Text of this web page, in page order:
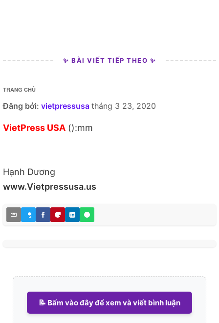
✨ BÀI VIẾT TIẾP THEO ✨
TRANG CHỦ
Đăng bởi: vietpressusa tháng 3 23, 2020
VietPress USA ():mm
Hạnh Dương
www.Vietpressusa.us
📝 Bấm vào đây để xem và viết bình luận